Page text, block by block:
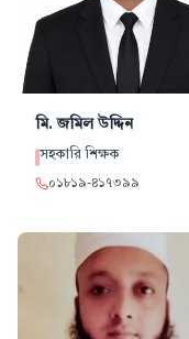
মি. জমিল উদ্দিন
সহকারি শিক্ষক
০১৮১৯-৪১৭৩৯৯